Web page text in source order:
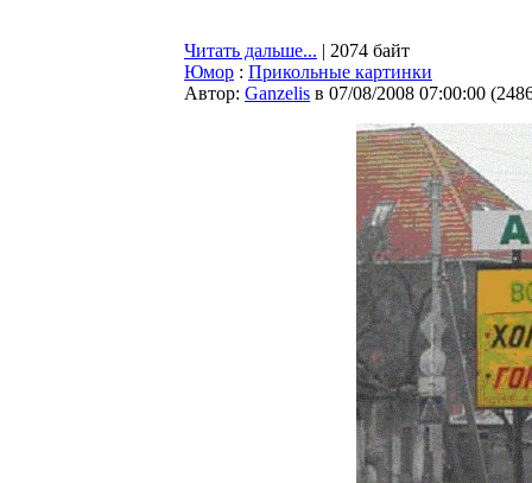
Читать дальше... | 2074 байт
Юмор : Прикольные картинки
Автор: Ganzelis в 07/08/2008 07:00:00 (